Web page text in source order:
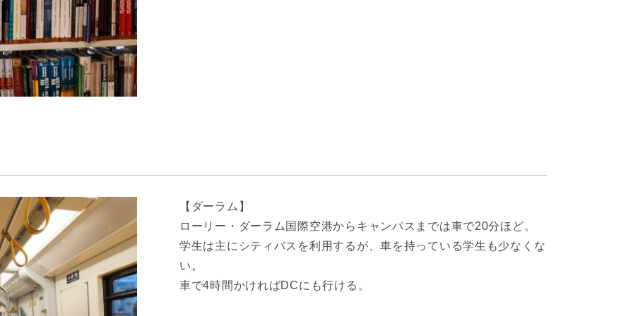
【ダーラム】
ローリー・ダーラム国際空港からキャンパスまでは車で20分ほど。
学生は主にシティバスを利用するが、車を持っている学生も少なくな
い。
車で4時間かければDCにも行ける。